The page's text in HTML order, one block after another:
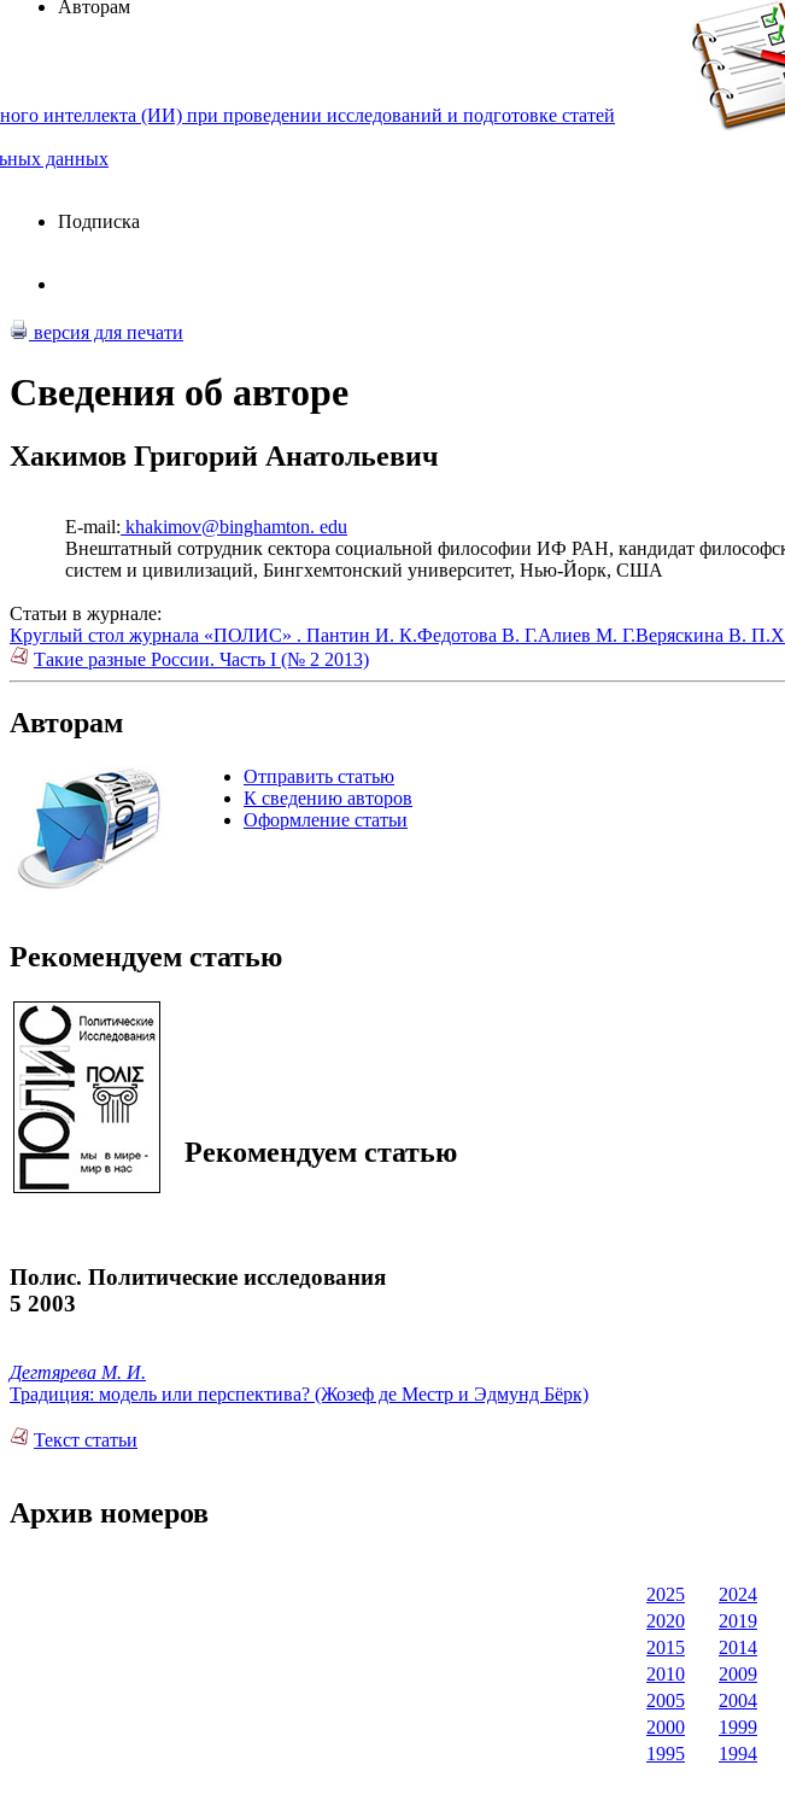
Авторам
интеллекта (ИИ) при проведении исследований и подготовке статей
данных
Подписка
версия для печати
Сведения об авторе
Хакимов Григорий Анатольевич
E-mail: khakimov@binghamton. edu
Внештатный сотрудник сектора социальной философии ИФ РАН, кандидат
систем и цивилизаций, Бингхемтонский университет, Нью-Йорк, США
Статьи в журнале:
Круглый стол журнала «ПОЛИС» . Пантин И. К.Федотова В. Г.Алиев М. Г.Веряскина В. П.
Такие разные России. Часть I (№ 2 2013)
Авторам
Отправить статью
К сведению авторов
Оформление статьи
Рекомендуем статью
Рекомендуем статью
Полис. Политические исследования
5 2003
Дегтярева М. И.
Традиция: модель или перспектива? (Жозеф де Местр и Эдмунд Бёрк)
Текст статьи
Архив номеров
2025
2024
2020
2019
2015
2014
2010
2009
2005
2004
2000
1999
1995
1994